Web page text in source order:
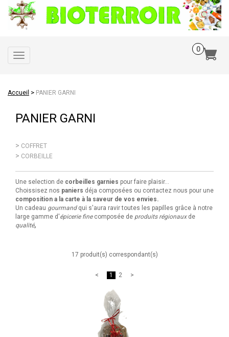
Toggle
navigation
Accueil > PANIER GARNI
PANIER GARNI
COFFRET
CORBEILLE
Une selection de corbeilles garnies pour faire plaisir...
Choissisez nos paniers déja composées ou contactez nous pour une
composition a la carte à la saveur de vos envies.
Un cadeau gourmand qui s'aura ravir toutes les papilles grâce à notre
large gamme d'épicerie fine composée de produits régionaux de
qualité,
17 produit(s) correspondant(s)
1 2